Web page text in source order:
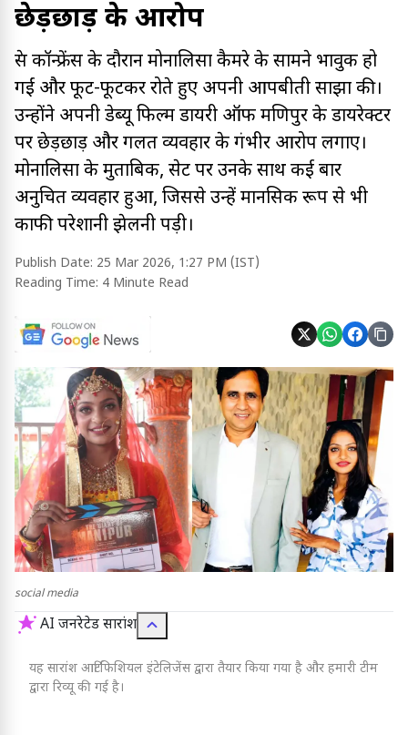
छेड़छाड़ के आरोप
प्रेस कॉन्फ्रेंस के दौरान मोनालिसा कैमरे के सामने भावुक हो
गईं और फूट-फूटकर रोते हुए अपनी आपबीती साझा की।
उन्होंने अपनी डेब्यू फिल्म डायरी ऑफ मणिपुर के डायरेक्टर
पर छेड़छाड़ और गलत व्यवहार के गंभीर आरोप लगाए।
मोनालिसा के मुताबिक, सेट पर उनके साथ कई बार
अनुचित व्यवहार हुआ, जिससे उन्हें मानसिक रूप से भी
काफी परेशानी झेलनी पड़ी।
Publish Date: 25 Mar 2026, 1:27 PM (IST)
Reading Time: 4 Minute Read
social media
AI जनरेटेड सारांश
यह सारांश आर्टिफिशियल इंटेलिजेंस द्वारा तैयार किया गया है और हमारी टीम
द्वारा रिव्यू की गई है।